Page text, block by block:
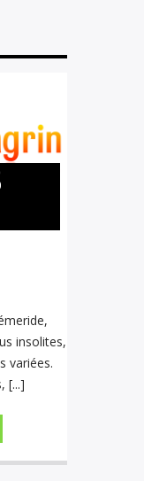
insolites,
variées.
[...]